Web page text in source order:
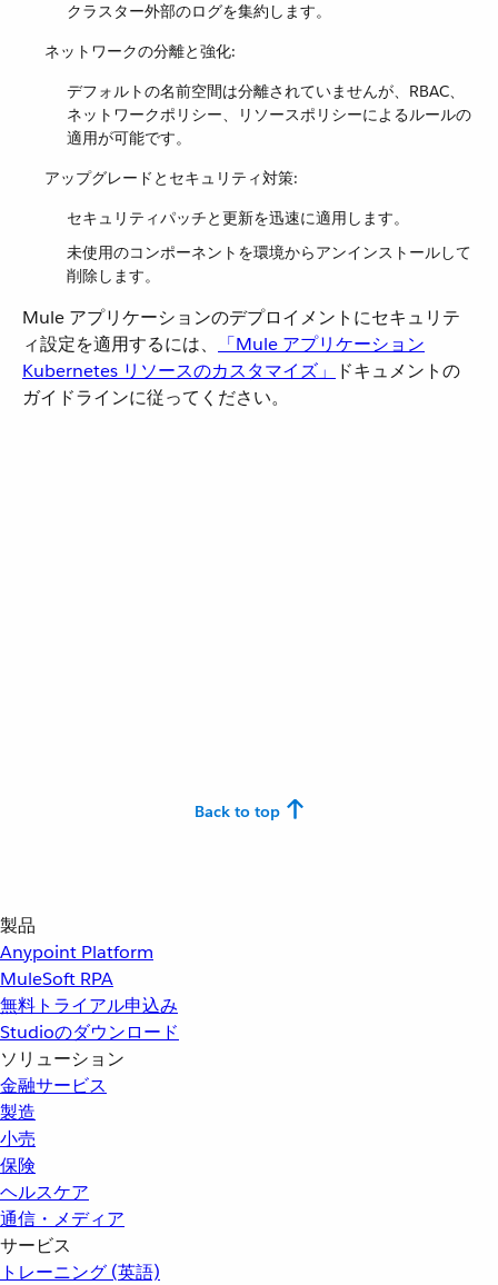
クラスター外部のログを集約します。
ネットワークの分離と強化:
デフォルトの名前空間は分離されていませんが、RBAC、
ネットワークポリシー、リソースポリシーによるルールの
適用が可能です。
アップグレードとセキュリティ対策:
セキュリティパッチと更新を迅速に適用します。
未使用のコンポーネントを環境からアンインストールして
削除します。
Mule アプリケーションのデプロイメントにセキュリテ
ィ設定を適用するには、​
「Mule アプリケーション
Kubernetes リソースのカスタマイズ」
​ドキュメントの
ガイドラインに従ってください。
Back to top
製品
Anypoint Platform
MuleSoft RPA
無料トライアル申込み
Studioのダウンロード
ソリューション
金融サービス
製造
小売
保険
ヘルスケア
通信・メディア
サービス
トレーニング (英語)